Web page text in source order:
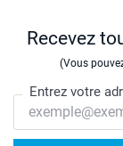
Recevez
(Vous
Entrez votre